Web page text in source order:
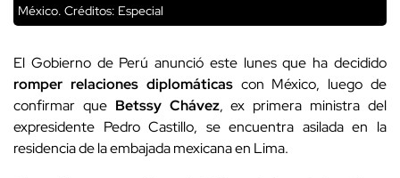
México. Créditos: Especial
El Gobierno de Perú anunció este lunes que ha decidido
romper relaciones diplomáticascon México, luego de
confirmar que Betssy Chávez, ex primera ministra del
expresidente Pedro Castillo, se encuentra asilada en la
residencia de la embajada mexicana en Lima.